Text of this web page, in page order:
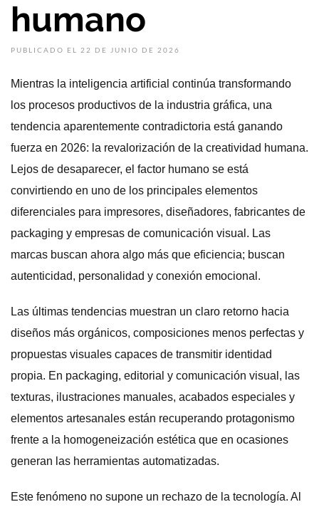
humano
PUBLICADO EL 22 DE JUNIO DE 2026
Mientras la inteligencia artificial continúa transformando
los procesos productivos de la industria gráfica, una
tendencia aparentemente contradictoria está ganando
fuerza en 2026: la revalorización de la creatividad humana.
Lejos de desaparecer, el factor humano se está
convirtiendo en uno de los principales elementos
diferenciales para impresores, diseñadores, fabricantes de
packaging y empresas de comunicación visual. Las
marcas buscan ahora algo más que eficiencia; buscan
autenticidad, personalidad y conexión emocional.
Las últimas tendencias muestran un claro retorno hacia
diseños más orgánicos, composiciones menos perfectas y
propuestas visuales capaces de transmitir identidad
propia. En packaging, editorial y comunicación visual, las
texturas, ilustraciones manuales, acabados especiales y
elementos artesanales están recuperando protagonismo
frente a la homogeneización estética que en ocasiones
generan las herramientas automatizadas.
Este fenómeno no supone un rechazo de la tecnología. Al